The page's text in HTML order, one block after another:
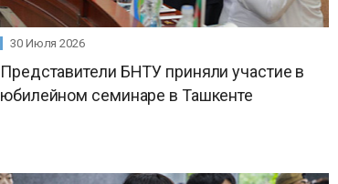
30 Июля 2026
Представители БНТУ приняли участие в
юбилейном семинаре в Ташкенте